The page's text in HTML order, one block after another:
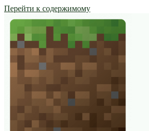
Перейти к содержимому